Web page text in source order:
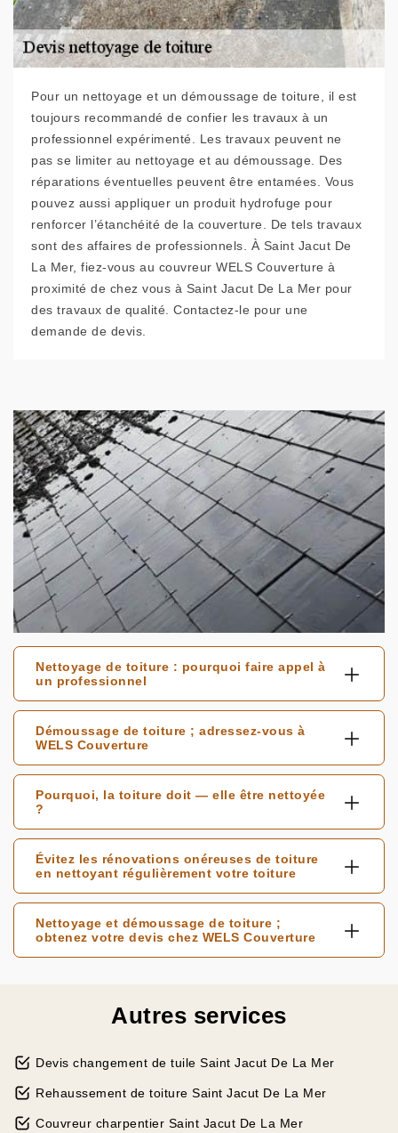
Pour un nettoyage et un démoussage de toiture, il est
toujours recommandé de confier les travaux à un
professionnel expérimenté. Les travaux peuvent ne
pas se limiter au nettoyage et au démoussage. Des
réparations éventuelles peuvent être entamées. Vous
pouvez aussi appliquer un produit hydrofuge pour
renforcer l’étanchéité de la couverture. De tels travaux
sont des affaires de professionnels. À Saint Jacut De
La Mer, fiez-vous au couvreur WELS Couverture à
proximité de chez vous à Saint Jacut De La Mer pour
des travaux de qualité. Contactez-le pour une
demande de devis.
Nettoyage de toiture : pourquoi faire appel à
un professionnel
Démoussage de toiture ; adressez-vous à
WELS Couverture
Pourquoi, la toiture doit — elle être nettoyée
?
Évitez les rénovations onéreuses de toiture
en nettoyant régulièrement votre toiture
Nettoyage et démoussage de toiture ;
obtenez votre devis chez WELS Couverture
Autres services
Devis changement de tuile Saint Jacut De La Mer
Rehaussement de toiture Saint Jacut De La Mer
Couvreur charpentier Saint Jacut De La Mer